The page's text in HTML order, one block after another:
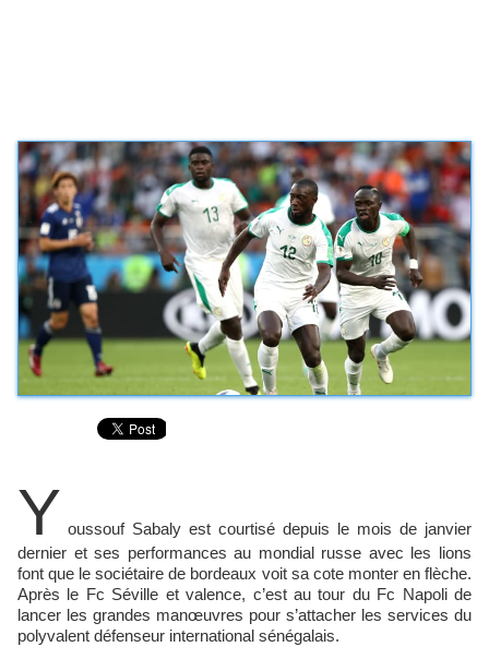
Y oussouf Sabaly est courtisé depuis le mois de janvier
dernier et ses performances au mondial russe avec les lions
font que le sociétaire de bordeaux voit sa cote monter en flèche.
Après le Fc Séville et valence, c’est au tour du Fc Napoli de
lancer les grandes manœuvres pour s’attacher les services du
polyvalent défenseur international sénégalais.